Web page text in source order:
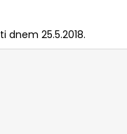
25.5.2018.